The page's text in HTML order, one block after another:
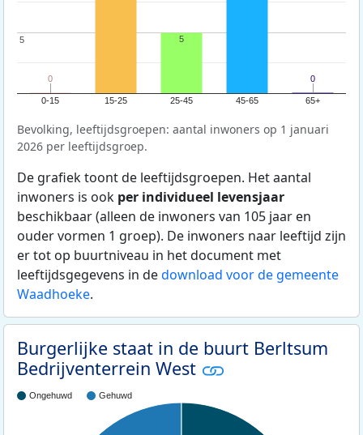
0-15 15-25 25-45 45-65 65+
5
5
0
0
5
0
0
Bevolking, leeftijdsgroepen: aantal inwoners op 1 januari
2026 per leeftijdsgroep.
De grafiek toont de leeftijdsgroepen. Het aantal
inwoners is ook per individueel levensjaar
beschikbaar (alleen de inwoners van 105 jaar en
ouder vormen 1 groep). De inwoners naar leeftijd zijn
er tot op buurtniveau in het document met
leeftijdsgegevens in dedownload voor de gemeente
Waadhoeke.
Burgerlijke staat in de buurt Berltsum
Bedrijventerrein West
Ongehuwd Gehuwd